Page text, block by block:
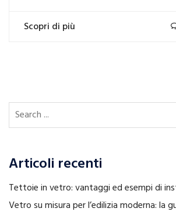
Scopri di più
Articoli recenti
Tettoie in vetro: vantaggi ed esempi di
Vetro su misura per l’edilizia moderna: la